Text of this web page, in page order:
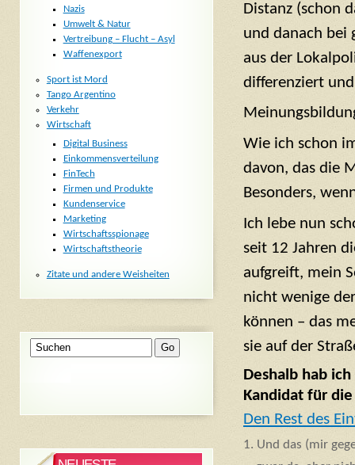
Distanz (schon
und danach bei
aus der
differenziert
Wie ich schon
davon, das die
Besonders,
Ich lebe nun
seit 12 Jahren
aufgreift, mein
nicht wenige
können – das
sie auf der
Deshalb hab
Kandidat für
Den Rest des
Und das (mir
Nazis
Umwelt & Natur
Vertreibung – Flucht – Asyl
Waffenexport
Sport ist Mord
Tango Argentino
Verkehr
Wirtschaft
Digital Business
Einkommensverteilung
FinTech
Firmen und Produkte
Kundenservice
Marketing
Wirtschaftsspionage
Wirtschaftstheorie
Zitate und andere Weisheiten